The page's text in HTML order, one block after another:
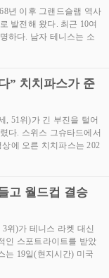
년 이후 그랜드슬램 역사
발전해 왔다. 최근 10여
하다. 남자 테니스는 소
” 치치파스가 준
, 51위)가 긴 부진을 털어
다. 스위스 그슈타드에서
에 오른 치치파스는 202
고 월드컵 결승
위)가 테니스 라켓 대신
인 스포트라이트를 받았
는 19일(현지시간) 미국